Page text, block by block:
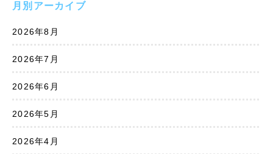
月別アーカイブ
2026年8月
2026年7月
2026年6月
2026年5月
2026年4月